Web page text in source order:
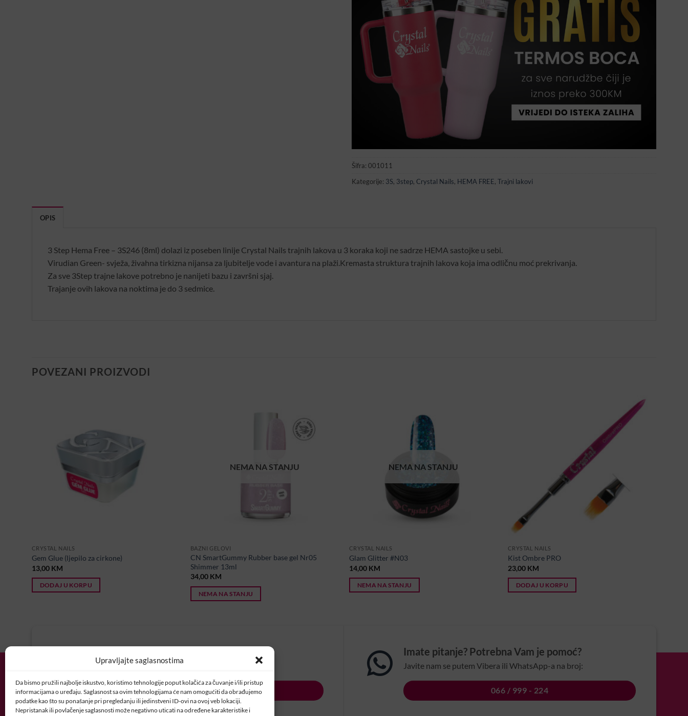
Upravljajte saglasnostima
Da bismo pružili najbolje iskustvo, koristimo tehnologije poput kolačića za čuvanje i/ili pristup
informacijama o uređaju. Saglasnost sa ovim tehnologijama će nam omogućiti da obrađujemo
podatke kao što su ponašanje pri pregledanju ili jedinstveni ID-ovi na ovoj veb lokaciji.
Nepristanak ili povlačenje saglasnosti može negativno uticati na određene karakteristike i
Šifra: 001011
Kategorije: 3S, 3step, Crystal Nails, HEMA FREE, Trajni lakovi
OPIS
3 Step Hema Free – 3S246 (8ml) dolazi iz poseben linije Crystal Nails trajnih lakova u 3 koraka koji ne sadrze HEMA sastojke u sebi.
Virudian Green- svježa, živahna tirkizna nijansa za ljubitelje vode i avantura na plaži.Kremasta struktura trajnih lakova koja ima odličnu moć prekrivanja.
Za sve 3Step trajne lakove potrebno je nanijeti bazu i završni sjaj.
Trajanje ovih lakova na noktima je do 3 sedmice.
POVEZANI PROIZVODI
CRYSTAL NAILS
Gem Glue (ljepilo za cirkone)
13,00 KM
DODAJ U KORPU
NEMA NA STANJU
BAZNI GELOVI
CN SmartGummy Rubber base gel Nr05
Shimmer 13ml
34,00 KM
NEMA NA STANJU
NEMA NA STANJU
CRYSTAL NAILS
Glam Glitter #N03
14,00 KM
NEMA NA STANJU
CRYSTAL NAILS
Kist Ombre PRO
23,00 KM
DODAJ U KORPU
Vaš CV i motivaciono pismo šaljite nam na email:
POSAO@CRYSTALNAILSBIH.COM
Imate pitanje? Potrebna Vam je pomoć?
Javite nam se putem Vibera ili WhatsApp-a na broj:
066 / 999 - 224